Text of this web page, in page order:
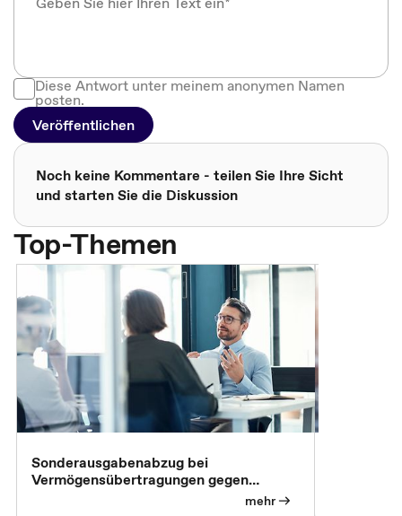
Diese Antwort unter meinem anonymen Namen
posten.
Veröffentlichen
Noch keine Kommentare - teilen Sie Ihre Sicht
und starten Sie die Diskussion
Top-Themen
Sonderausgabenabzug bei
Vermögensübertragungen gegen
mehr